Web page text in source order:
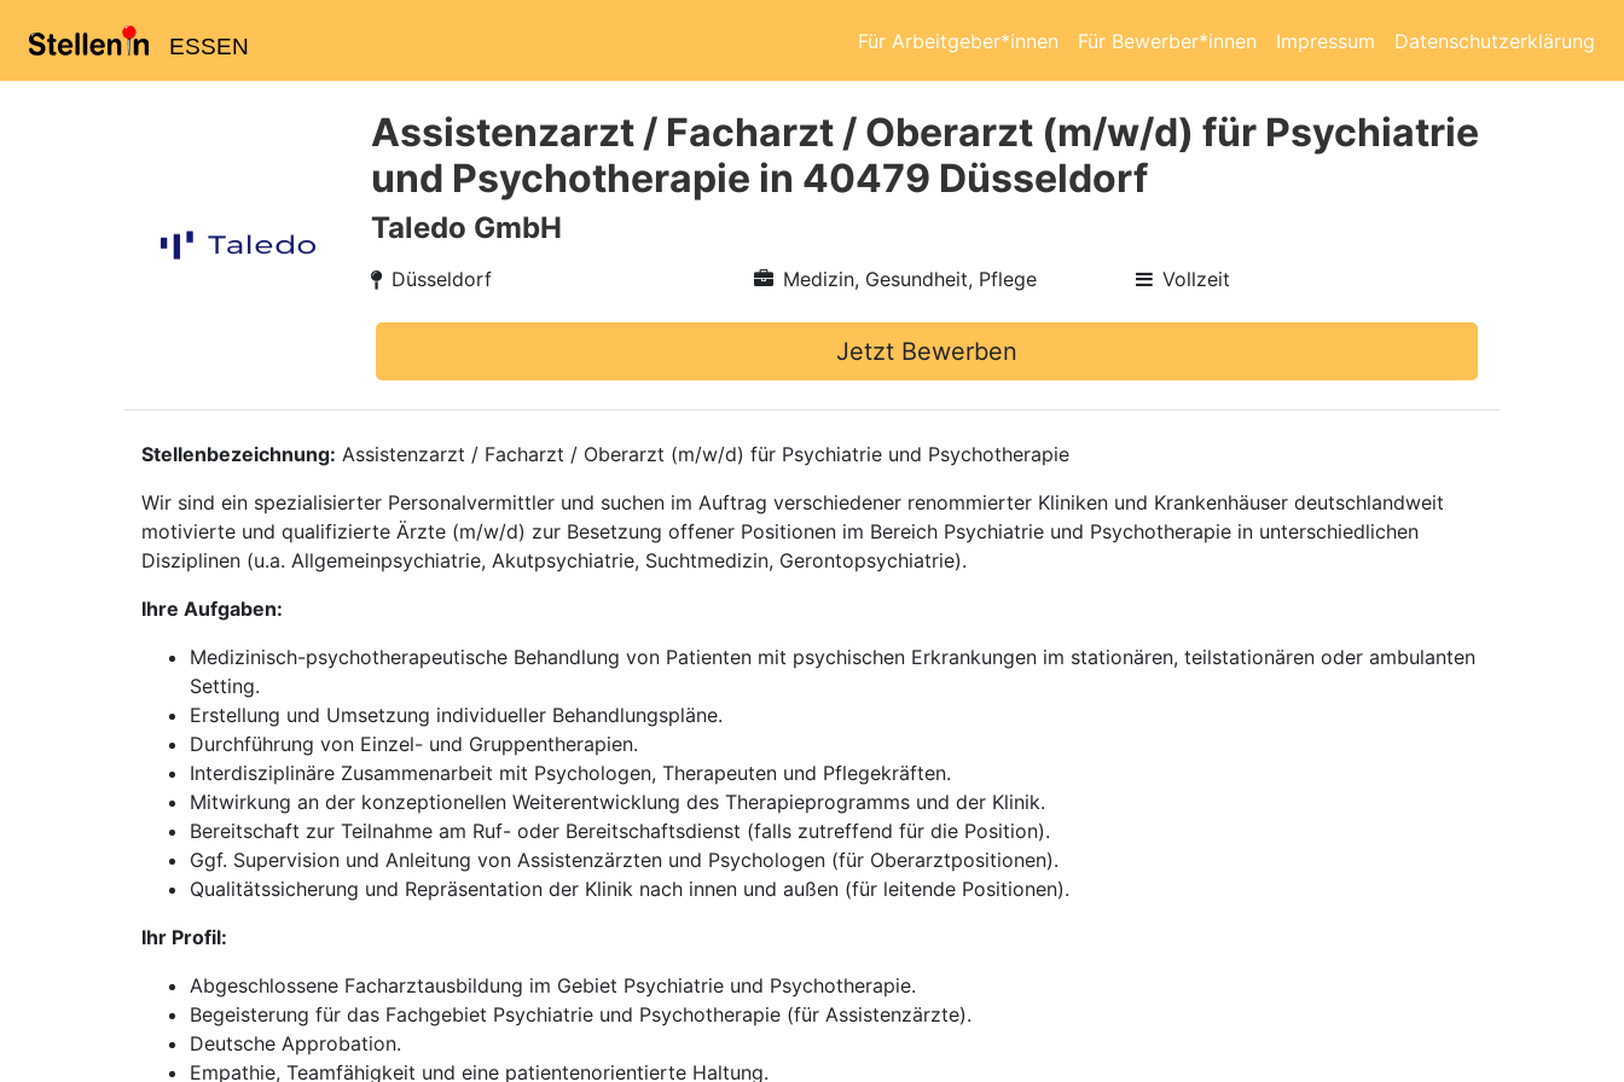
ESSEN Für Arbeitgeber*innen Für Bewerber*innen Impressum Datenschutzerklärung
Assistenzarzt / Facharzt / Oberarzt (m/w/d) für Psychiatrie
und Psychotherapie in 40479 Düsseldorf
Taledo GmbH
Düsseldorf Medizin, Gesundheit, Pflege Vollzeit
Jetzt Bewerben
Stellenbezeichnung: Assistenzarzt / Facharzt / Oberarzt (m/w/d) für Psychiatrie und Psychotherapie
Wir sind ein spezialisierter Personalvermittler und suchen im Auftrag verschiedener renommierter Kliniken und Krankenhäuser deutschlandweit
motivierte und qualifizierte Ärzte (m/w/d) zur Besetzung offener Positionen im Bereich Psychiatrie und Psychotherapie in unterschiedlichen
Disziplinen (u.a. Allgemeinpsychiatrie, Akutpsychiatrie, Suchtmedizin, Gerontopsychiatrie).
Ihre Aufgaben:
Medizinisch-psychotherapeutische Behandlung von Patienten mit psychischen Erkrankungen im stationären, teilstationären oder ambulanten
Setting.
Erstellung und Umsetzung individueller Behandlungspläne.
Durchführung von Einzel- und Gruppentherapien.
Interdisziplinäre Zusammenarbeit mit Psychologen, Therapeuten und Pflegekräften.
Mitwirkung an der konzeptionellen Weiterentwicklung des Therapieprogramms und der Klinik.
Bereitschaft zur Teilnahme am Ruf- oder Bereitschaftsdienst (falls zutreffend für die Position).
Ggf. Supervision und Anleitung von Assistenzärzten und Psychologen (für Oberarztpositionen).
Qualitätssicherung und Repräsentation der Klinik nach innen und außen (für leitende Positionen).
Ihr Profil:
Abgeschlossene Facharztausbildung im Gebiet Psychiatrie und Psychotherapie.
Begeisterung für das Fachgebiet Psychiatrie und Psychotherapie (für Assistenzärzte).
Deutsche Approbation.
Empathie, Teamfähigkeit und eine patientenorientierte Haltung.